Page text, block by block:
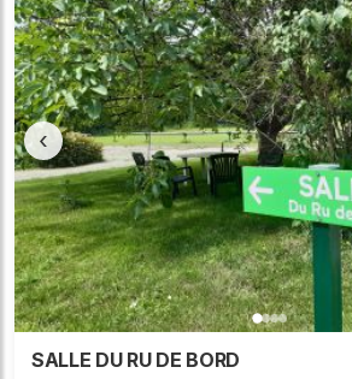
‹
SALLE DU RU DE BORD